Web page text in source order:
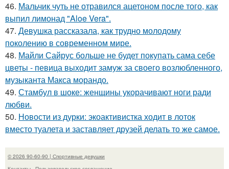
46. Мальчик чуть не отравился ацетоном после того, как
выпил лимонад "Aloe Vera".
47. Девушка рассказала, как трудно молодому
поколению в современном мире.
48. Майли Сайрус больше не будет покупать сама себе
цветы - певица выходит замуж за своего возлюбленного,
музыканта Макса морандо.
49. Стамбул в шоке: женщины укорачивают ноги ради
любви.
50. Новости из дурки: экоактивистка ходит в лоток
вместо туалета и заставляет друзей делать то же самое.
© 2026 90-60-90 | Спортивные девушки